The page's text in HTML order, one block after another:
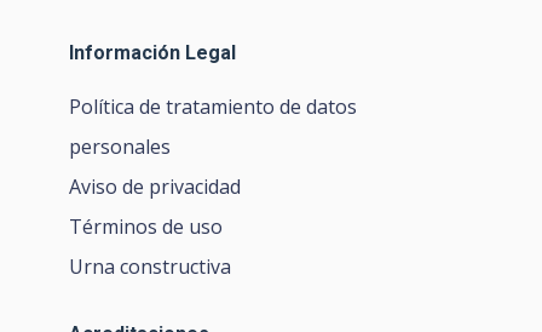
Información Legal
Política de tratamiento de datos
personales
Aviso de privacidad
Términos de uso
Urna constructiva